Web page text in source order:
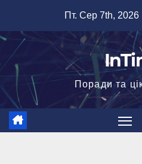
вмісту
Пт. Сер 7th, 2026
Поради та